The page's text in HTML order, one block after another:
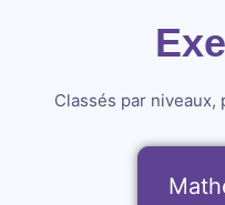
Classés par niveaux,